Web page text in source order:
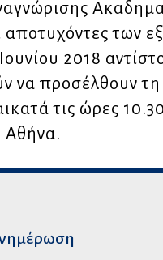
αποτυχόντες των
2018
να προσέλθουν τη
τις ώρες
Αθήνα.